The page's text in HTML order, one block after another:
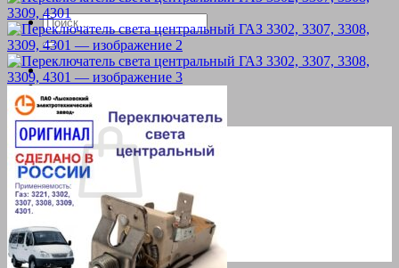
Искать:
Корзина пуста.
Вернуться в магазин